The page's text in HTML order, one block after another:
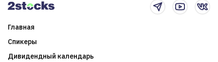
Главная
Спикеры
Дивидендный календарь